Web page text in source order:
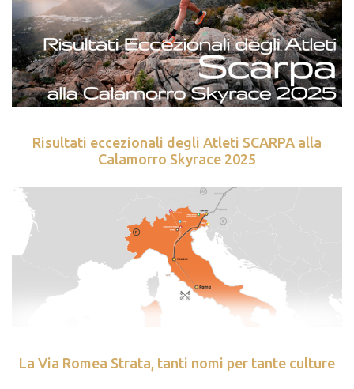
Risultati eccezionali degli Atleti SCARPA alla
Calamorro Skyrace 2025
La Via Romea Strata, tanti nomi per tante culture